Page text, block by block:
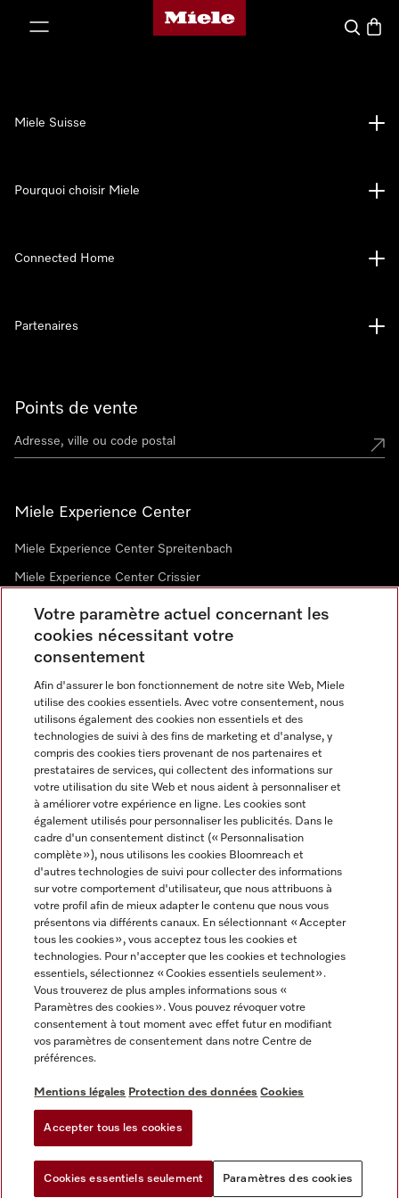
Page d'accueil de Miele
Search
Points de vente
Miele Experience Center
Miele Experience Center Spreitenbach
Miele Experience Center Crissier
Newsletter
Langue
FRANÇAIS
Miele Suisse
Pourquoi choisir Miele
Connected Home
Partenaires
Mentions légales
CGV
Protection des données
Paramètres des cookies
Miele sur Youtube
Votre paramètre actuel concernant les
cookies nécessitant votre
consentement
Afin d'assurer le bon fonctionnement de notre site Web, Miele
utilise des cookies essentiels. Avec votre consentement, nous
utilisons également des cookies non essentiels et des
technologies de suivi à des fins de marketing et d'analyse, y
compris des cookies tiers provenant de nos partenaires et
prestataires de services, qui collectent des informations sur
votre utilisation du site Web et nous aident à personnaliser et
à améliorer votre expérience en ligne. Les cookies sont
également utilisés pour personnaliser les publicités. Dans le
cadre d'un consentement distinct (« Personnalisation
complète »), nous utilisons les cookies Bloomreach et
d'autres technologies de suivi pour collecter des informations
sur votre comportement d'utilisateur, que nous attribuons à
votre profil afin de mieux adapter le contenu que nous vous
présentons via différents canaux. En sélectionnant « Accepter
tous les cookies », vous acceptez tous les cookies et
technologies. Pour n'accepter que les cookies et technologies
essentiels, sélectionnez « Cookies essentiels seulement».
Vous trouverez de plus amples informations sous «
Paramètres des cookies ». Vous pouvez révoquer votre
consentement à tout moment avec effet futur en modifiant
vos paramètres de consentement dans notre Centre de
préférences.
Mentions légales Protection des données Cookies
Accepter tous les cookies
Cookies essentiels seulement Paramètres des cookies